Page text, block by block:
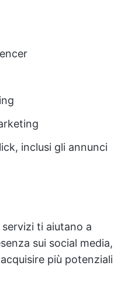
inclusi gli annunci
ti aiutano a
sui social media,
più potenziali